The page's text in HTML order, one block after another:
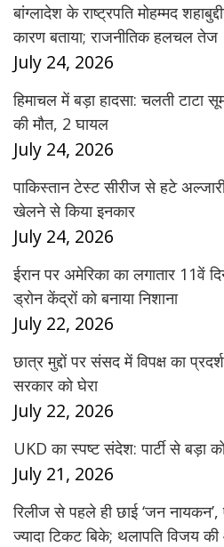
बांग्लादेश के राष्ट्रपति मोहम्मद
कारण बताया; राजनीतिक हलचल तेज
July 24, 2026
हिमाचल में बड़ा हादसा: चलती टाटा
की मौत, 2 घायल
July 24, 2026
पाकिस्तान टेस्ट सीरीज से हटे
खेलने से किया इनकार
July 24, 2026
ईरान पर अमेरिका का लगातार 11वें
ड्रोन केंद्रों को बनाया निशाना
July 22, 2026
छात्र मुद्दों पर संसद में विपक्ष का
सरकार को घेरा
July 22, 2026
UKD का स्पष्ट संदेश: पार्टी से बड़ा
July 21, 2026
रिलीज से पहले ही छाई ‘जन
ज्यादा टिकट बिके; थलापति विजय